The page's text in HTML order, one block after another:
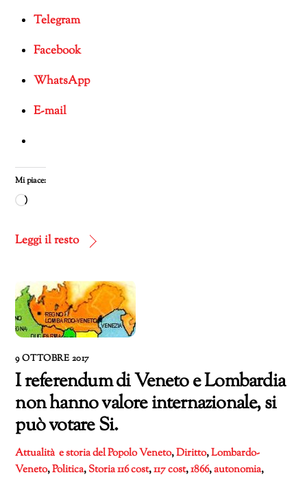
Telegram
Facebook
WhatsApp
E-mail
Mi piace:
Caricamento
corso…
Leggi il resto
9 OTTOBRE 2017
I referendum di Veneto e Lombardia
non hanno valore internazionale, si
può votare Si.
Attualità e storia del Popolo Veneto,Diritto,Lombardo-
Veneto,Politica,Storia116 cost,117 cost,1866,autonomia,